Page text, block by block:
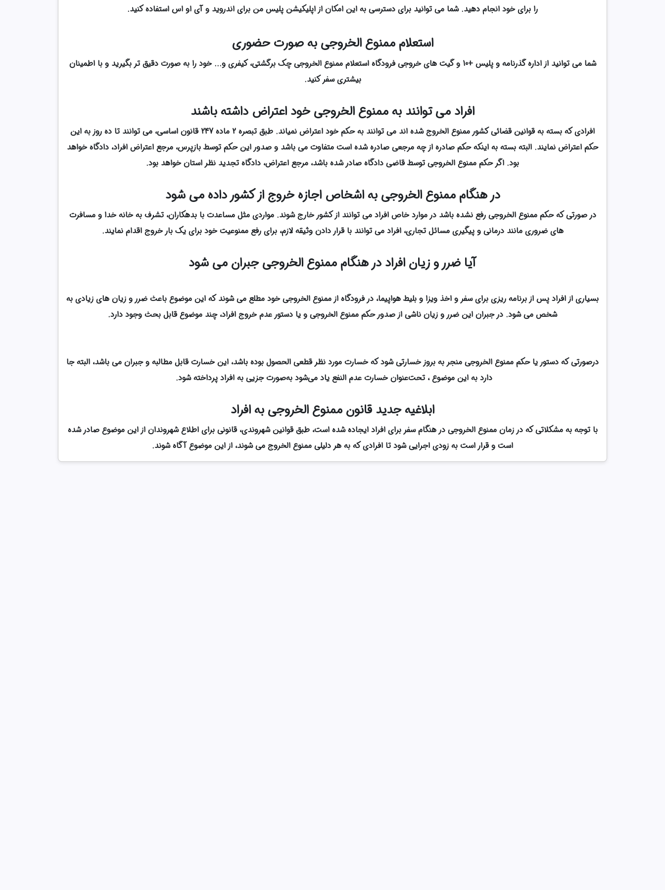
را برای خود انجام دهید. شما می توانید برای دسترسی به این امکان از اپلیکیشن پلیس من برای اندروید و آی او اس استفاده کنید.
استعلام ممنوع الخروجی به صورت حضوری
شما می توانید از اداره گذرنامه و پلیس +10 و گیت های خروجی فرودگاه استعلام ممنوع الخروجی چک برگشتی، کیفری و... خود را به صورت دقیق تر بگیرید و با اطمینان
بیشتری سفر کنید.
افراد می توانند به ممنوع الخروجی خود اعتراض داشته باشند
افرادی که بسته به قوانین قضائی کشور ممنوع الخروج شده اند می توانند به حکم خود اعتراض نمیاند. طبق تبصره 2 ماده 247 قانون اساسی، می توانند تا ده روز به این
حکم اعتراض نمایند. البته بسته به اینکه حکم صادره از چه مرجعی صادره شده است متفاوت می باشد و صدور این حکم توسط بازپرس، مرجع اعتراض افراد، دادگاه خواهد
بود. اگر حکم ممنوع الخروجی توسط قاضی دادگاه صادر شده باشد، مرجع اعتراض، دادگاه تجدید نظر استان خواهد بود.
در هنگام ممنوع الخروجی به اشخاص اجازه خروج از کشور داده می شود
در صورتی که حکم ممنوع الخروجی رفع نشده باشد در موارد خاص افراد می توانند از کشور خارج شوند. مواردی مثل مساعدت با بدهکاران، تشرف به خانه خدا و مسافرت
های ضروری مانند درمانی و پیگیری مسائل تجاری، افراد می توانند با قرار دادن وثیقه لازم، برای رفع ممنوعیت خود برای یک بار خروج اقدام نمایند.
آیا ضرر و زیان افراد در هنگام ممنوع الخروجی جبران می شود
بسیاری از افراد پس از برنامه ریزی برای سفر و اخذ ویزا و بلیط هواپیما، در فرودگاه از ممنوع الخروجی خود مطلع می شوند که این موضوع باعث ضرر و زیان های زیادی به
شخص می شود. در جبران این ضرر و زیان ناشی از صدور حکم ممنوع الخروجی و یا دستور عدم خروج افراد، چند موضوع قابل بحث وجود دارد.
درصورتی که دستور یا حکم ممنوع‌ الخروجی منجر به بروز خسارتی شود که خسارت مورد نظر قطعی‌ الحصول بوده باشد، این خسارت قابل‌ مطالبه و جبران می باشد، البته جا
دارد به این موضوع ، تحت‌عنوان خسارت عدم‌ النفع یاد می‌شود به‌صورت جزیی به افراد پرداخته شود.
ابلاغیه جدید قانون ممنوع الخروجی به افراد
با توجه به مشکلاتی که در زمان ممنوع الخروجی در هنگام سفر برای افراد ایجاده شده است، طبق قوانین شهروندی، قانونی برای اطلاع شهروندان از این موضوع صادر شده
است و قرار است به زودی اجرایی شود تا افرادی که به هر دلیلی ممنوع الخروج می شوند، از این موضوع آگاه شوند.